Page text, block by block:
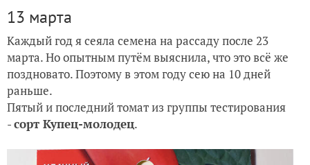
13 марта
Каждый год я сеяла семена на рассаду после 23
марта. Но опытным путём выяснила, что это всё же
поздновато. Поэтому в этом году сею на 10 дней
раньше.
Пятый и последний томат из группы тестирования
-сорт Купец-молодец.